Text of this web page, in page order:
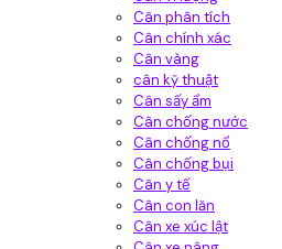
Cân phân tích
Cân chính xác
Cân vàng
cân kỹ thuật
Cân sấy ẩm
Cân chống nước
Cân chống nổ
Cân chống bụi
Cân y tế
Cân con lăn
Cân xe xúc lật